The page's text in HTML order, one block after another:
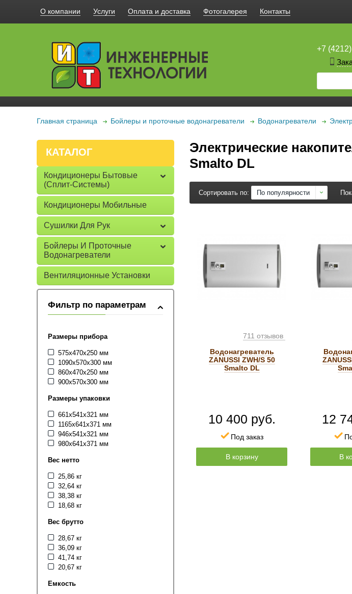
+7 (4212)
О компании Услуги Оплата и доставка Фотогалерея Контакты
Главная страница Бойлеры и проточные водонагреватели Водонагреватели
КАТАЛОГ
Кондиционеры Бытовые
(сплит-Системы)
Кондиционеры Мобильные
Сушилки Для Рук
Бойлеры И Проточные
Водонагреватели
Вентиляционные Установки
Фильтр по параметрам
Размеры прибора
575x470x250 мм
1090x570x300 мм
860x470x250 мм
900x570x300 мм
Размеры упаковки
661x541x321 мм
1165x641x371 мм
946x541x321 мм
980x641x371 мм
Вес нетто
25,86 кг
32,64 кг
38,38 кг
18,68 кг
Вес брутто
28,67 кг
36,09 кг
41,74 кг
20,67 кг
Емкость
Электрические
Smalto DL
Сортировать по: По популярности
711 отзывов
Водонагреватель
ZANUSSI ZWH/S 50
Smalto DL
10 400 руб.
Под заказ
В корзину
12
В